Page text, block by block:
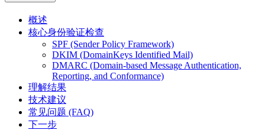
概述
核心身份验证检查
SPF (Sender Policy Framework)
DKIM (DomainKeys Identified Mail)
DMARC (Domain-based Message Authentication,
Reporting, and Conformance)
理解结果
技术建议
常见问题 (FAQ)
下一步